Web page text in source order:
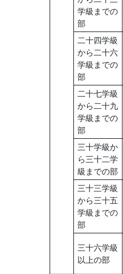
学級までの
部
二十四学級
から二十六
学級までの
部
二十七学級
から二十九
学級までの
部
三十学級か
ら三十二学
級までの部
三十三学級
から三十五
学級までの
部
三十六学級
以上の部